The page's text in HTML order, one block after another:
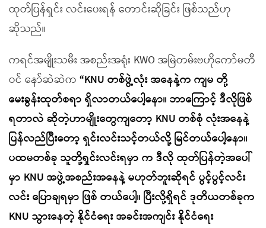
ထုတ်ပြန်ရှင်း လင်းပေးရန် တောင်းဆိုခြင်း ဖြစ်သည်ဟု
ဆိုသည်။
ကရင်အမျိုးသမီး အစည်းအရုံး KWO အမြဲတမ်းဗဟိုကော်မတီ
ဝင် နော်ဆဲဆဲက “KNU တစ်ဖွဲ့လုံး အနေနဲ့က ကျမ တို့
မေးခွန်းထုတ်စရာ ရှိလာတယ်ပေါ့နော။ ဘာကြောင့် ဒီလိုဖြစ်
ရတာလဲ ဆိုတဲ့ဟာမျိုးတွေကျတော့ KNU တစ်စုံ လုံးအနေနဲ့
ပြန်လည်ပြီးတော့ ရှင်းလင်းသင့်တယ်လို့ မြင်တယ်ပေါ့နော။
ပထမတစ်ခု သူတို့ရှင်းလင်းရမှာ က ဒီလို ထုတ်ပြန်တဲ့အပေါ်
မှာ KNU အဖွဲ့အစည်းအနေနဲ့ မဟုတ်ဘူးဆိုရင် ပွင့်ပွင့်လင်း
လင်း ပြောချရမှာ ဖြစ် တယ်ပေါ့။ ပြီးလို့ရှိရင် ဒုတိယတစ်ခုက
KNU သွားနေတဲ့ နိုင်ငံရေး အခင်းအကျင်း နိုင်ငံရေး